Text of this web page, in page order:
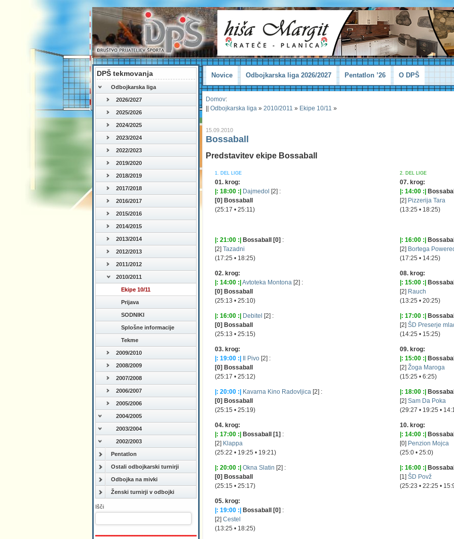
DPŠ tekmovanja
Odbojkarska liga
2026/2027
2025/2026
2024/2025
2023/2024
2022/2023
2019/2020
2018/2019
2017/2018
2016/2017
2015/2016
2014/2015
2013/2014
2012/2013
2011/2012
2010/2011
Ekipe 10/11
Prijava
SODNIKI
Splošne informacije
Tekme
2009/2010
2008/2009
2007/2008
2006/2007
2005/2006
2004/2005
2003/2004
2002/2003
Pentatlon
Ostali odbojkarski turnirji
Odbojka na mivki
Ženski turnirji v odbojki
Išči
Novice Odbojkarska liga 2026/2027 Pentatlon ’26 O DPŠ
Domov:
Odbojkarska liga » 2010/2011 » Ekipe 10/11 »
15.09.2010
Bossaball
Predstavitev ekipe Bossaball
1. DEL LIGE
01. krog:
|: 18:00 :|
Dajmedol [2] :
[0] Bossaball
(25:17 • 25:11)
|: 21:00 :| Bossaball [0] :
[2] Tazadni
(17:25 • 18:25)
02. krog:
|: 14:00 :| Avtoteka Montona [2] :
[0] Bossaball
(25:13 • 25:10)
|: 16:00 :| Debitel
[2] :
[0] Bossaball
(25:13 • 25:15)
03. krog:
|: 19:00 :|
Il Pivo [2] :
[0] Bossaball
(25:17 • 25:12)
|: 20:00 :| Kavarna Kino Radovljica [2] :
[0] Bossaball
(25:15 • 25:19)
04. krog:
|: 17:00 :|
Bossaball [1] :
[2] Klappa
(25:22 • 19:25 • 19:21)
|: 20:00 :| Okna Slatin [2] :
[0] Bossaball
(25:15 • 25:17)
05. krog:
|: 19:00 :|
Bossaball [0] :
[2] Cestel
(13:25 • 18:25)
2. DEL LIGE
07. krog:
|: 14:00 :|
[2] Pizzerija Tara
(13:25 • 18:25)
|: 16:00 :|
[2] Bortega
(17:25 • 14:25)
08. krog:
|: 15:00 :|
[2] Rauch
(13:25 • 20:25)
|: 17:00 :|
[2] ŠD Preserje
(14:25 • 15:25)
09. krog:
|: 15:00 :|
[2] Žoga Maroga
(15:25 • 6:25)
|: 18:00 :|
[2] Sam Da Poka
(29:27 • 19:25 •
10. krog:
|: 14:00 :|
[0] Penzion Mojca
(25:0 • 25:0)
|: 16:00 :|
[1] ŠD Povž
(25:23 • 22:25 •